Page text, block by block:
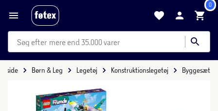
0
mere end 35.000 varer
Børn & Leg Legetøj Konstruktionslegetøj Byggesæt